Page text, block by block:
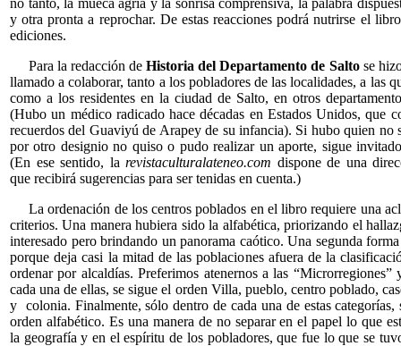
y otra pronta a reprochar. De estas reacciones podrá nutrirse el
ediciones.
Para la redacción deHistoria del Departamento de Saltose
llamado a colaborar, tanto a los pobladores de las localidades, a las
como a los residentes en la ciudad de Salto, en otros
(Hubo un médico radicado hace décadas en Estados Unidos, que
recuerdos del Guaviyú de Arapey de su infancia). Si hubo quien no
por otro designio no quiso o pudo realizar un aporte, sigue
(En ese sentido, larevistaculturalateneo.com dispone de una
que recibirá sugerencias para ser tenidas en cuenta.)
La ordenación de los centros poblados en el libro requiere una
criterios. Una manera hubiera sido la alfabética, priorizando el
interesado pero brindando un panorama caótico. Una segunda forma
porque deja casi la mitad de las poblaciones afuera de la
ordenar por alcaldías. Preferimos atenernos a las “Microrregiones”
cada una de ellas, se sigue el orden Villa, pueblo, centro poblado,
y colonia. Finalmente, sólo dentro de cada una de estas categorías,
orden alfabético. Es una manera de no separar en el papel lo que
la geografía y en el espíritu de los pobladores, que fue lo que se